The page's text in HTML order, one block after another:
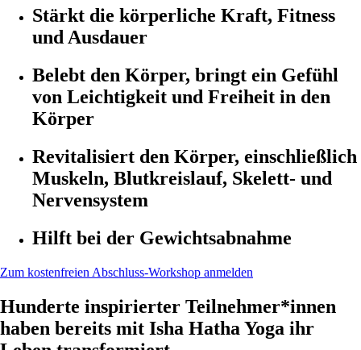
Stärkt die körperliche Kraft, Fitness
und Ausdauer
Belebt den Körper, bringt ein Gefühl
von Leichtigkeit und Freiheit in den
Körper
Revitalisiert den Körper, einschließlich
Muskeln, Blutkreislauf, Skelett- und
Nervensystem
Hilft bei der Gewichtsabnahme
Zum kostenfreien Abschluss-Workshop anmelden
Hunderte inspirierter Teilnehmer*innen
haben bereits mit Isha Hatha Yoga ihr